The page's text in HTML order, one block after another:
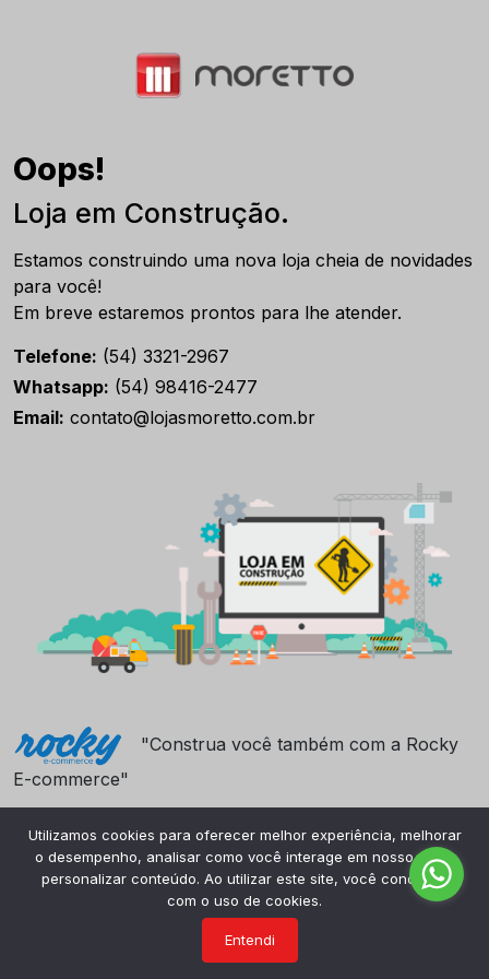
Oops!
Loja em Construção.
Estamos construindo uma nova loja cheia de novidades
para você!
Em breve estaremos prontos para lhe atender.
Telefone: (54) 3321-2967
Whatsapp: (54) 98416-2477
Email: contato@lojasmoretto.com.br
"Construa você também com a Rocky
E-commerce"
Utilizamos cookies para oferecer melhor experiência, melhorar
o desempenho, analisar como você interage em nosso site e
personalizar conteúdo. Ao utilizar este site, você concorda
com o uso de cookies.
Entendi